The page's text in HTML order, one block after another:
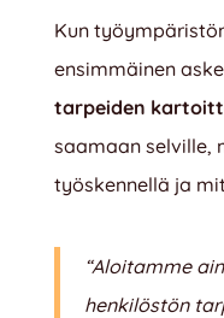
Kun
ensimmäinen
tarpeiden
saamaan selville,
työskennellä ja
“Aloitamme
henkilöstön